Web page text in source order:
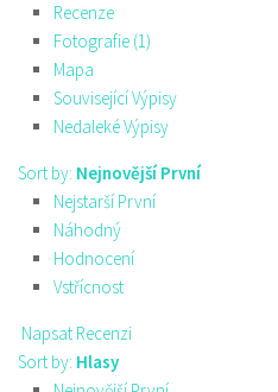
Recenze
Fotografie (1)
Mapa
Související Výpisy
Nedaleké Výpisy
Sort by: Nejnovější První
Nejstarší První
Náhodný
Hodnocení
Vstřícnost
Napsat Recenzi
Sort by: Hlasy